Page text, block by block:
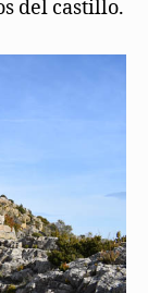
del castillo.